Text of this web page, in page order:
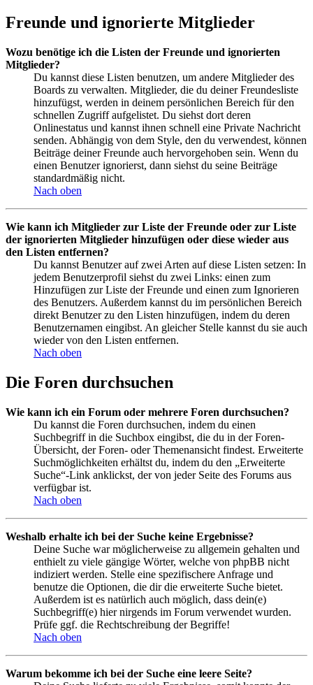
Freunde und ignorierte Mitglieder
Wozu benötige ich die Listen der Freunde und ignorierten
Mitglieder?
Du kannst diese Listen benutzen, um andere Mitglieder des
Boards zu verwalten. Mitglieder, die du deiner Freundesliste
hinzufügst, werden in deinem persönlichen Bereich für den
schnellen Zugriff aufgelistet. Du siehst dort deren
Onlinestatus und kannst ihnen schnell eine Private Nachricht
senden. Abhängig von dem Style, den du verwendest, können
Beiträge deiner Freunde auch hervorgehoben sein. Wenn du
einen Benutzer ignorierst, dann siehst du seine Beiträge
standardmäßig nicht.
Nach oben
Wie kann ich Mitglieder zur Liste der Freunde oder zur Liste
der ignorierten Mitglieder hinzufügen oder diese wieder aus
den Listen entfernen?
Du kannst Benutzer auf zwei Arten auf diese Listen setzen: In
jedem Benutzerprofil siehst du zwei Links: einen zum
Hinzufügen zur Liste der Freunde und einen zum Ignorieren
des Benutzers. Außerdem kannst du im persönlichen Bereich
direkt Benutzer zu den Listen hinzufügen, indem du deren
Benutzernamen eingibst. An gleicher Stelle kannst du sie auch
wieder von den Listen entfernen.
Nach oben
Die Foren durchsuchen
Wie kann ich ein Forum oder mehrere Foren durchsuchen?
Du kannst die Foren durchsuchen, indem du einen
Suchbegriff in die Suchbox eingibst, die du in der Foren-
Übersicht, der Foren- oder Themenansicht findest. Erweiterte
Suchmöglichkeiten erhältst du, indem du den „Erweiterte
Suche“-Link anklickst, der von jeder Seite des Forums aus
verfügbar ist.
Nach oben
Weshalb erhalte ich bei der Suche keine Ergebnisse?
Deine Suche war möglicherweise zu allgemein gehalten und
enthielt zu viele gängige Wörter, welche von phpBB nicht
indiziert werden. Stelle eine spezifischere Anfrage und
benutze die Optionen, die dir die erweiterte Suche bietet.
Außerdem ist es natürlich auch möglich, dass dein(e)
Suchbegriff(e) hier nirgends im Forum verwendet wurden.
Prüfe ggf. die Rechtschreibung der Begriffe!
Nach oben
Warum bekomme ich bei der Suche eine leere Seite?